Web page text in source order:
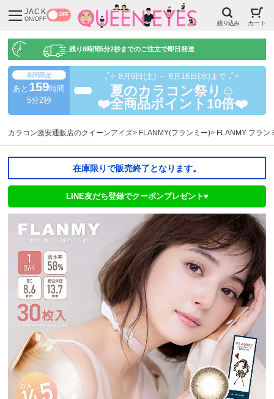
JACK
ON/OFF
OFF
絞り込み カート
残り8時間5分1秒までのご注文で即日発送
期間限定
あと 159時間
5分1秒
₊˚✧ 8月9日(土) ～ 8月16日(水)まで ₊˚✧
夏のカラコン祭り☺️
❤️全商品ポイント10倍❤️
カラコン激安通販店のクイーンアイズ FLANMY(フランミー) FLANMY フラン
在庫限りで販売終了となります。
LINE友だち登録でクーポンプレゼント♥